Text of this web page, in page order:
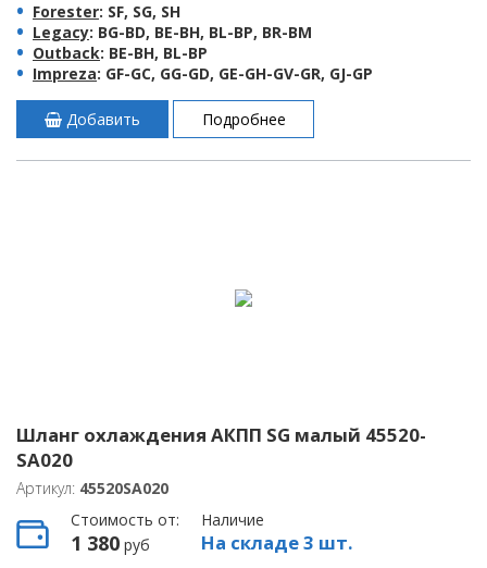
Forester: SF, SG, SH
Legacy: BG-BD, BE-BH, BL-BP, BR-BM
Outback: BE-BH, BL-BP
Impreza: GF-GC, GG-GD, GE-GH-GV-GR, GJ-GP
Добавить Подробнее
Шланг охлаждения АКПП SG малый 45520-
SA020
Артикул: 45520SA020
Стоимость от:
1 380 руб
Наличие
На складе 3 шт.